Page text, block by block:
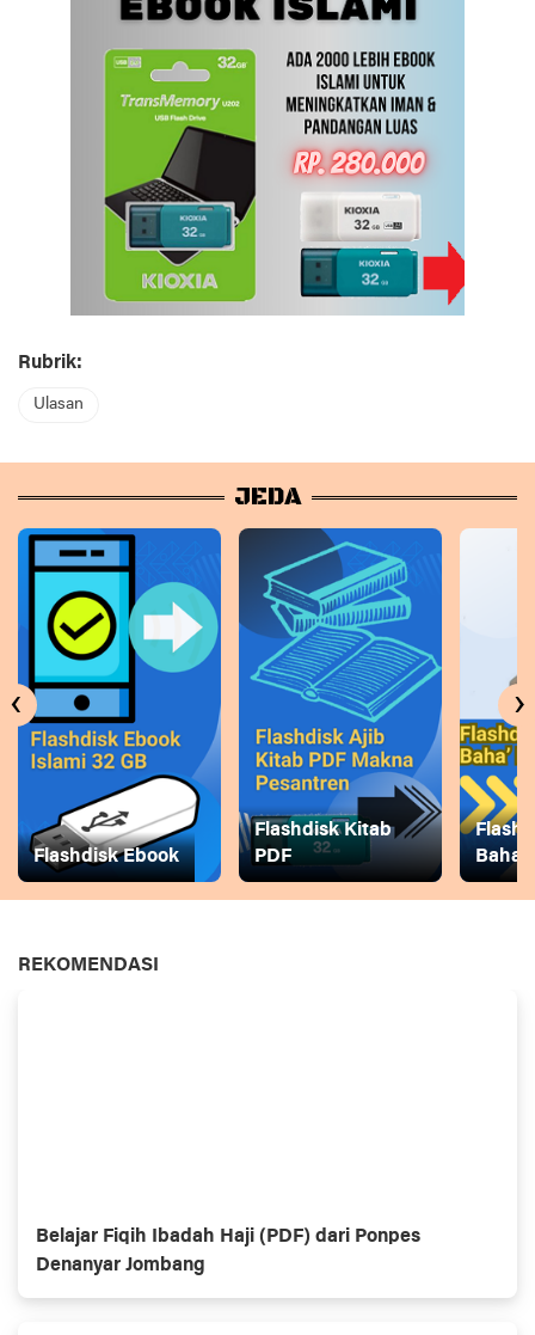
Rubrik:
Ulasan
JEDA
Flashdisk Ebook
Flashdisk Kitab
PDF
Baha
‹ ›
REKOMENDASI
Belajar Fiqih Ibadah Haji (PDF) dari Ponpes
Denanyar Jombang